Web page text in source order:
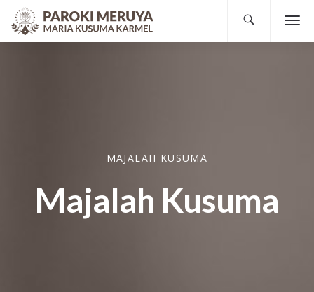
MAJALAH KUSUMA
Majalah Kusuma